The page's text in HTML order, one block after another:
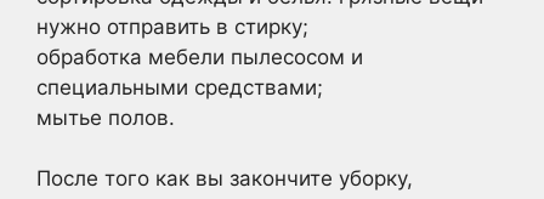
нужно отправить в стирку;
обработка мебели пылесосом и
специальными средствами;
мытье полов.
После того как вы закончите уборку,